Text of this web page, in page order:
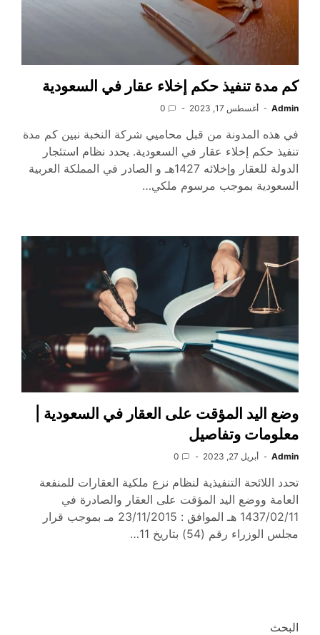
كم مدة تنفيذ حكم إخلاء عقار في السعودية
Admin أغسطس 17, 2023 0
في هذه المدونة من قبل محاميي شركة النخبة نبين كم مدة
تنفيذ حكم إخلاء عقار في السعودية. يحدد نظام استئجار
الدولة للعقار وإخلائه 1427هـ و الصادر في المملكة العربية
السعودية بموجب مرسوم ملكي…
وضع اليد المؤقت على العقار في السعودية |
معلومات وتفاصيل
Admin أبريل 27, 2023 0
تحدد اللائحة التنفيذية لنظام نزع ملكية العقارات للمنفعة
العامة ووضع اليد المؤقت على العقار والصادرة في
1437/02/11 هـ الموافق : 23/11/2015 مـ بموجب قرار
مجلس الوزراء رقم (54) بتاريخ 11…
البحث